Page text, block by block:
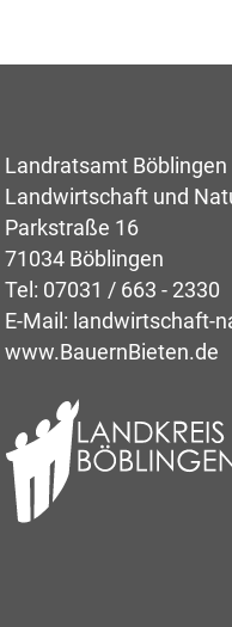
Landratsamt Böblingen
Landwirtschaft und
Parkstraße 16
71034 Böblingen
Tel: 07031 / 663 - 2330
E-Mail: landwirtschaft-
www.BauernBieten.de